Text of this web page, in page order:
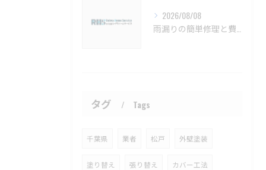
2026/08/08
タグ Tags
千葉県 業者 松戸 外壁塗装
塗り替え 張り替え カバー工法